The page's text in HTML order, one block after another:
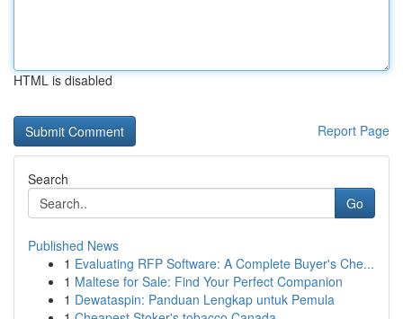
HTML is disabled
Report Page
Search
Go
Published News
1 Evaluating RFP Software: A Complete Buyer's Che...
1 Maltese for Sale: Find Your Perfect Companion
1 Dewataspin: Panduan Lengkap untuk Pemula